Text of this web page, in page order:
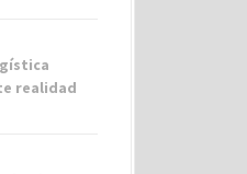
realidad